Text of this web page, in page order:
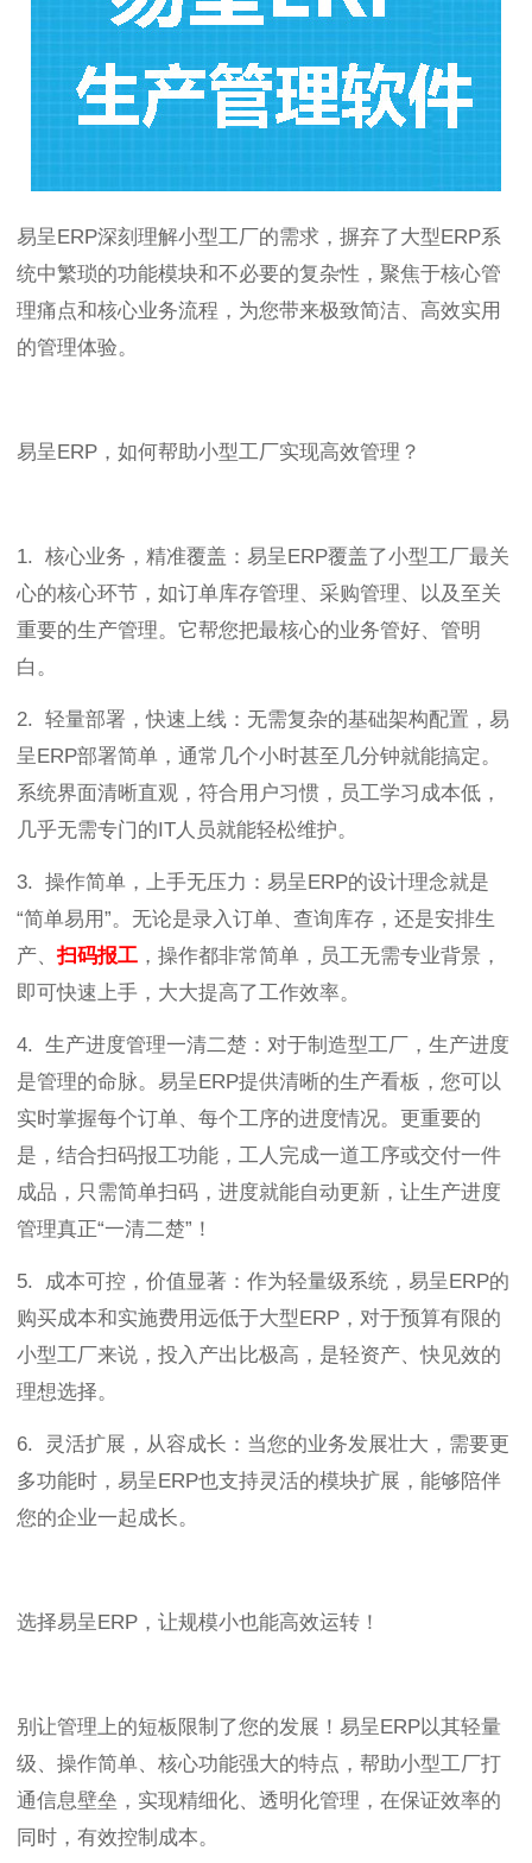
易呈ERP深刻理解小型工厂的需求，摒弃了大型ERP系
统中繁琐的功能模块和不必要的复杂性，聚焦于核心管
理痛点和核心业务流程，为您带来极致简洁、高效实用
的管理体验。
易呈ERP，如何帮助小型工厂实现高效管理？
1. 核心业务，精准覆盖：易呈ERP覆盖了小型工厂最关
心的核心环节，如订单库存管理、采购管理、以及至关
重要的生产管理。它帮您把最核心的业务管好、管明
白。
2. 轻量部署，快速上线：无需复杂的基础架构配置，易
呈ERP部署简单，通常几个小时甚至几分钟就能搞定。
系统界面清晰直观，符合用户习惯，员工学习成本低，
几乎无需专门的IT人员就能轻松维护。
3. 操作简单，上手无压力：易呈ERP的设计理念就是
“简单易用”。无论是录入订单、查询库存，还是安排生
产、 扫码报工 ，操作都非常简单，员工无需专业背景，
即可快速上手，大大提高了工作效率。
4. 生产进度管理一清二楚：对于制造型工厂，生产进度
是管理的命脉。易呈ERP提供清晰的生产看板，您可以
实时掌握每个订单、每个工序的进度情况。更重要的
是，结合扫码报工功能，工人完成一道工序或交付一件
成品，只需简单扫码，进度就能自动更新，让生产进度
管理真正“一清二楚”！
5. 成本可控，价值显著：作为轻量级系统，易呈ERP的
购买成本和实施费用远低于大型ERP，对于预算有限的
小型工厂来说，投入产出比极高，是轻资产、快见效的
理想选择。
6. 灵活扩展，从容成长：当您的业务发展壮大，需要更
多功能时，易呈ERP也支持灵活的模块扩展，能够陪伴
您的企业一起成长。
选择易呈ERP，让规模小也能高效运转！
别让管理上的短板限制了您的发展！易呈ERP以其轻量
级、操作简单、核心功能强大的特点，帮助小型工厂打
通信息壁垒，实现精细化、透明化管理，在保证效率的
同时，有效控制成本。